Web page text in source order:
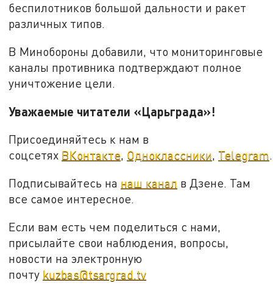
беспилотников большой дальности и ракет
различных типов.
В Минобороны добавили, что мониторинговые
каналы противника подтверждают полное
уничтожение цели.
Уважаемые читатели «Царьграда»!
Присоединяйтесь к нам в
соцсетях ВКонтакте, Одноклассники, Telegram.
Подписывайтесь на наш канал в Дзене. Там
все самое интересное.
Если вам есть чем поделиться с нами,
присылайте свои наблюдения, вопросы,
новости на электронную
почту kuzbas@tsargrad.tv